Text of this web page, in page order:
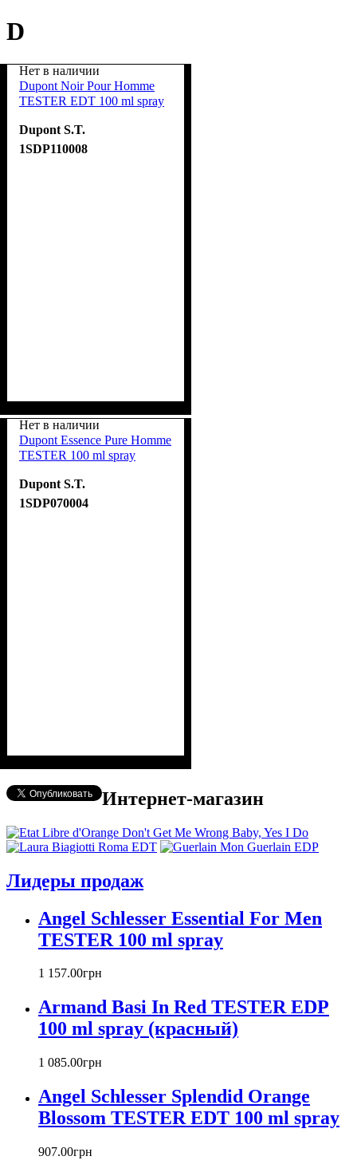
D
Нет в наличии
Dupont Noir Pour Homme
TESTER EDT 100 ml spray
Dupont S.T.
1SDP110008
Нет в наличии
Dupont Essence Pure Homme
TESTER 100 ml spray
Dupont S.T.
1SDP070004
Интернет-магазин
Лидеры продаж
Angel Schlesser Essential For Men
TESTER 100 ml spray
1 157.00грн
Armand Basi In Red TESTER EDP
100 ml spray (красный)
1 085.00грн
Angel Schlesser Splendid Orange
Blossom TESTER EDT 100 ml spray
907.00грн